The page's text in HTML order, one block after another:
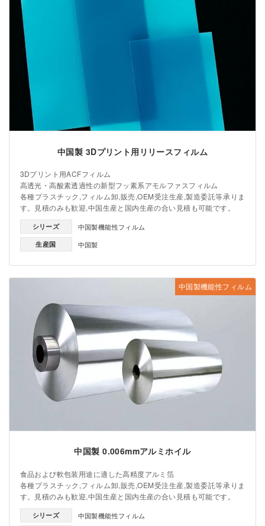
中国製 3Dプリント用リリースフィルム
3Dプリント用ACFフィルム
高透光・高酸素透過性の新型フッ素系アモルファスフィルム
各種プラスチック,フィルム卸,販売,OEM受注生産,製造委託等承りま
す。見積のみも歓迎,中国生産と国内生産の合い見積も可能です。
シリーズ 中国製機能性フィルム
生産国 中国製
中国製機能性フィルム
中国製 0.006mmアルミホイル
食品および軟包装用途に適した高精度アルミ箔
各種プラスチック,フィルム卸,販売,OEM受注生産,製造委託等承りま
す。見積のみも歓迎,中国生産と国内生産の合い見積も可能です。
シリーズ 中国製機能性フィルム